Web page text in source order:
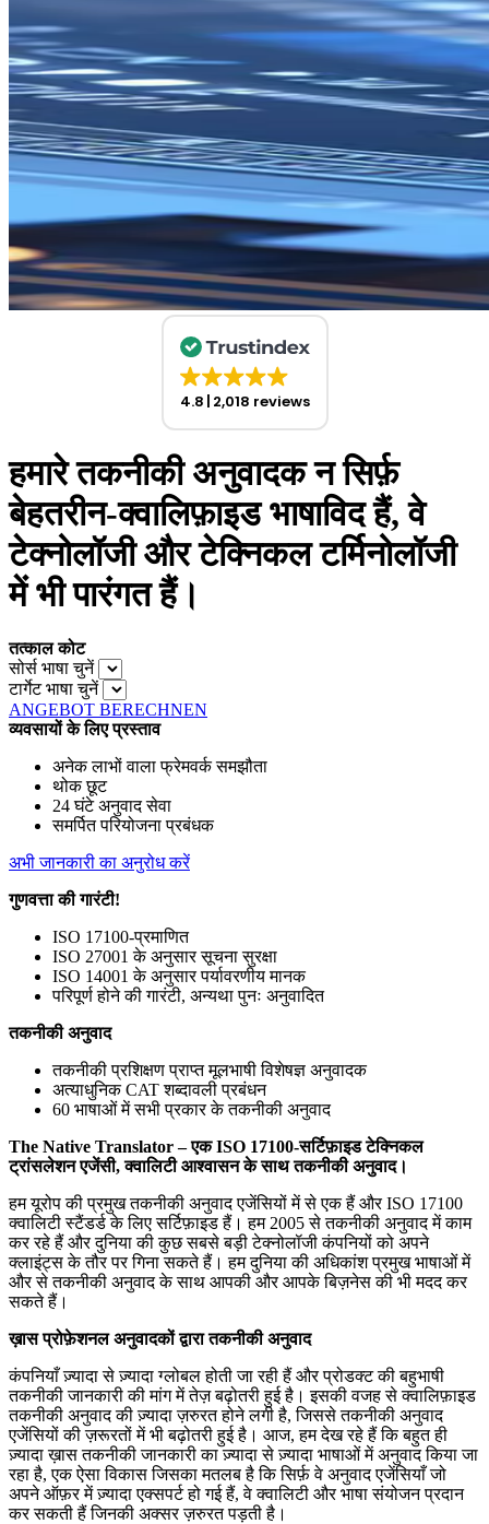
4.8 2,018 reviews
हमारे तकनीकी अनुवादक न सिर्फ़
बेहतरीन-क्वालिफ़ाइड भाषाविद हैं, वे
टेक्नोलॉजी और टेक्निकल टर्मिनोलॉजी
में भी पारंगत हैं।
तत्काल कोट
सोर्स भाषा चुनें
टार्गेट भाषा चुनें
ANGEBOT BERECHNEN
व्यवसायों के लिए प्रस्ताव
अनेक लाभों वाला फ्रेमवर्क समझौता
थोक छूट
24 घंटे अनुवाद सेवा
समर्पित परियोजना प्रबंधक
अभी जानकारी का अनुरोध करें
गुणवत्ता की गारंटी!
ISO 17100-प्रमाणित
ISO 27001 के अनुसार सूचना सुरक्षा
ISO 14001 के अनुसार पर्यावरणीय मानक
परिपूर्ण होने की गारंटी, अन्यथा पुनः अनुवादित
तकनीकी अनुवाद
तकनीकी प्रशिक्षण प्राप्त मूलभाषी विशेषज्ञ अनुवादक
अत्याधुनिक CAT शब्दावली प्रबंधन
60 भाषाओं में सभी प्रकार के तकनीकी अनुवाद
The Native Translator – एक ISO 17100-सर्टिफ़ाइड टेक्निकल
ट्रांसलेशन एजेंसी, क्वालिटी आश्वासन के साथ तकनीकी अनुवाद।
हम यूरोप की प्रमुख तकनीकी अनुवाद एजेंसियों में से एक हैं और ISO 17100
क्वालिटी स्टैंडर्ड के लिए सर्टिफ़ाइड हैं। हम 2005 से तकनीकी अनुवाद में काम
कर रहे हैं और दुनिया की कुछ सबसे बड़ी टेक्नोलॉजी कंपनियों को अपने
क्लाइंट्स के तौर पर गिना सकते हैं। हम दुनिया की अधिकांश प्रमुख भाषाओं में
और से तकनीकी अनुवाद के साथ आपकी और आपके बिज़नेस की भी मदद कर
सकते हैं।
ख़ास प्रोफ़ेशनल अनुवादकों द्वारा तकनीकी अनुवाद
कंपनियाँ ज़्यादा से ज़्यादा ग्लोबल होती जा रही हैं और प्रोडक्ट की बहुभाषी
तकनीकी जानकारी की मांग में तेज़ बढ़ोतरी हुई है। इसकी वजह से क्वालिफ़ाइड
तकनीकी अनुवाद की ज़्यादा ज़रुरत होने लगी है, जिससे तकनीकी अनुवाद
एजेंसियों की ज़रूरतों में भी बढ़ोतरी हुई है। आज, हम देख रहे हैं कि बहुत ही
ज़्यादा ख़ास तकनीकी जानकारी का ज़्यादा से ज़्यादा भाषाओं में अनुवाद किया जा
रहा है, एक ऐसा विकास जिसका मतलब है कि सिर्फ़ वे अनुवाद एजेंसियाँ ​​जो
अपने ऑफ़र में ज़्यादा एक्सपर्ट हो गई हैं, वे क्वालिटी और भाषा संयोजन प्रदान
कर सकती हैं जिनकी अक्सर ज़रुरत पड़ती है।